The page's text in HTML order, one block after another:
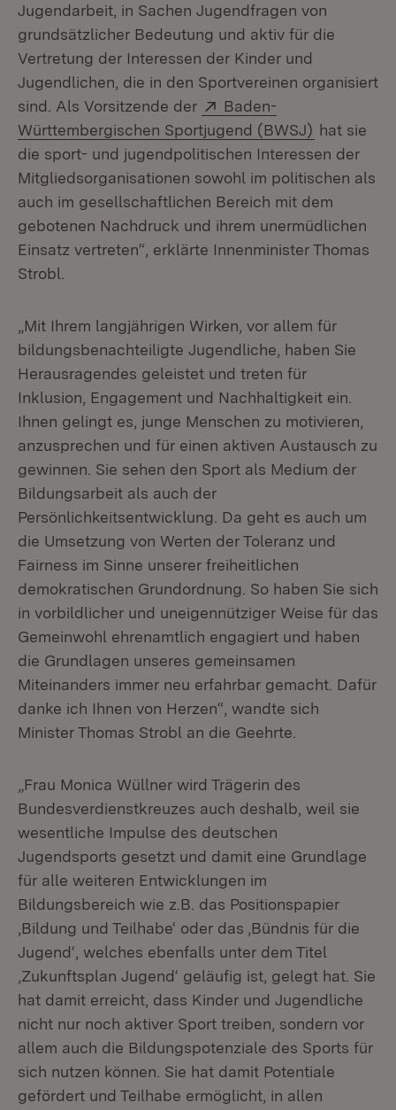
Jugendarbeit, in Sachen Jugendfragen von
grundsätzlicher Bedeutung und aktiv für die
Vertretung der Interessen der Kinder und
Jugendlichen, die in den Sportvereinen organisiert
sind. Als Vorsitzende der
Extern:
Baden-
Württembergischen Sportjugend (BWSJ) (Öffnet in
hat sie
die sport- und jugendpolitischen Interessen der
Mitgliedsorganisationen sowohl im politischen als
auch im gesellschaftlichen Bereich mit dem
gebotenen Nachdruck und ihrem unermüdlichen
Einsatz vertreten“, erklärte Innenminister Thomas
Strobl.
„Mit Ihrem langjährigen Wirken, vor allem für
bildungsbenachteiligte Jugendliche, haben Sie
Herausragendes geleistet und treten für
Inklusion, Engagement und Nachhaltigkeit ein.
Ihnen gelingt es, junge Menschen zu motivieren,
anzusprechen und für einen aktiven Austausch zu
gewinnen. Sie sehen den Sport als Medium der
Bildungsarbeit als auch der
Persönlichkeitsentwicklung. Da geht es auch um
die Umsetzung von Werten der Toleranz und
Fairness im Sinne unserer freiheitlichen
demokratischen Grundordnung. So haben Sie sich
in vorbildlicher und uneigennütziger Weise für das
Gemeinwohl ehrenamtlich engagiert und haben
die Grundlagen unseres gemeinsamen
Miteinanders immer neu erfahrbar gemacht. Dafür
danke ich Ihnen von Herzen“, wandte sich
Minister Thomas Strobl an die Geehrte.
„Frau Monica Wüllner wird Trägerin des
Bundesverdienstkreuzes auch deshalb, weil sie
wesentliche Impulse des deutschen
Jugendsports gesetzt und damit eine Grundlage
für alle weiteren Entwicklungen im
Bildungsbereich wie z.B. das Positionspapier
‚Bildung und Teilhabe‘ oder das ‚Bündnis für die
Jugend‘, welches ebenfalls unter dem Titel
‚Zukunftsplan Jugend‘ geläufig ist, gelegt hat. Sie
hat damit erreicht, dass Kinder und Jugendliche
nicht nur noch aktiver Sport treiben, sondern vor
allem auch die Bildungspotenziale des Sports für
sich nutzen können. Sie hat damit Potentiale
gefördert und Teilhabe ermöglicht, in allen